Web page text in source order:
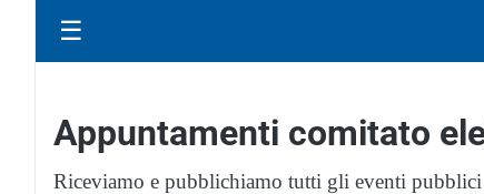
☰
Appuntamenti comitato
Riceviamo e pubblichiamo tutti gli eventi